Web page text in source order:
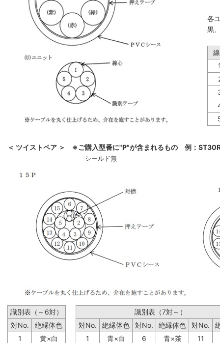
各
黒
＜ ツイストペア ＞ ※ご購入型番に"P"が含まれるもの 例：
シールド無
識別表（～6対）
対No.
絶縁体色
1
黄×白
識別表（7対～）
対No.
絶縁体色 対No. 絶縁体色 対No.
1
青×白 6 青×茶 11